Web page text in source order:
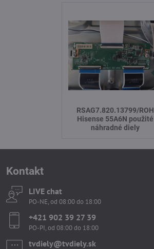
RSAG7.820.13799/ROH
Hisense 55A6N použité
náhradné diely
Kontakt
LIVE chat
PO-NE, od 08:00 do 18:00
+421 902 39 27 39
PO-PI, od 08:00 do 18:00
tvdiely​​@tvdiely​​.sk